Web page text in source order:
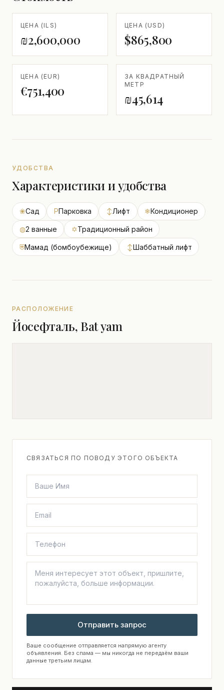
ЦЕНА (ILS)
₪2,600,000
ЦЕНА (USD)
$865,800
ЦЕНА (EUR)
€751,400
ЗА КВАДРАТНЫЙ
МЕТР
₪45,614
УДОБСТВА
Характеристики и удобства
❀Сад PПарковка ↕Лифт ❄Кондиционер
◍2 ванные ✡Традиционный район
⛨Мамад (бомбоубежище) ↕Шаббатный лифт
РАСПОЛОЖЕНИЕ
Йосефталь, Bat yam
СВЯЗАТЬСЯ ПО ПОВОДУ ЭТОГО ОБЪЕКТА
Отправить запрос
Ваше сообщение отправляется напрямую агенту
объявления. Без спама — мы никогда не передаём ваши
данные третьим лицам.